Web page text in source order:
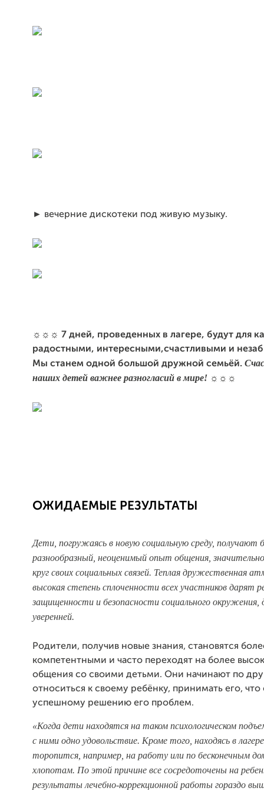
► вечерние дискотеки под живую музыку.
☼☼☼ 7 дней, проведенных в лагере, будут для
радостными, интересными,счастливыми и
Мы станем одной большой дружной семьёй.
наших детей важнее разногласий в мире! ☼☼☼
ОЖИДАЕМЫЕ РЕЗУЛЬТАТЫ
Дети, погружаясь в новую социальную среду, получают
разнообразный, неоценимый опыт общения,
круг своих социальных связей. Теплая дружественная
высокая степень сплоченности всех участников дарят
защищенности и безопасности социального окружения,
уверенней.
Родители, получив новые знания, становятся
компетентными и часто переходят на более
общения со своими детьми. Они начинают по
относиться к своему ребёнку, принимать его, что
успешному решению его проблем.
«Когда дети находятся на таком психологическом
с ними одно удовольствие. Кроме того, находясь в
торопится, например, на работу или по бесконечным
хлопотам. По этой причине все сосредоточены на
результаты лечебно-коррекционной работы гораздо